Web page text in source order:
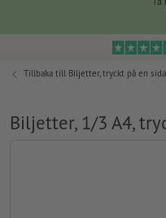
Tillbaka till Biljetter, tryckt på en sida
Biljetter, 1/3 A4,